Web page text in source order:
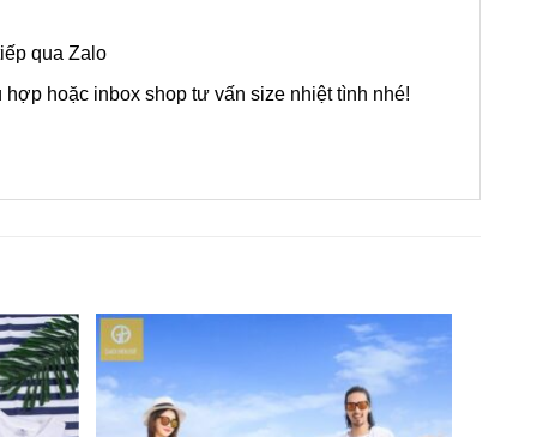
qua Zalo
hoặc inbox shop tư vấn size nhiệt tình nhé!